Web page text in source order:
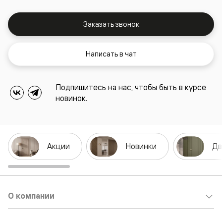
Заказать звонок
Написать в чат
Подпишитесь на нас, чтобы быть в курсе
новинок.
Акции Новинки
О компании